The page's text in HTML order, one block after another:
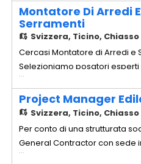
Gamma. - Aiuto Falegname
- Assistenza tecnica: Supporto
ai falegnami qualificati durante
lavorazioni in posa. -
carichi: Spostamento e movim
Montatore Di Arredi E
Serramenti
Svizzera, Ticino, Chiasso
Cercasi Montatore di Arredi e
Selezioniamo posatori
cantieri civili, commerciali e
arredamento d'alta gamma
Mansionario - Montaggio
opera e montaggio
Installazione cucine: Assemb
...
Project Manager
Svizzera, Ticino, Chiasso
Per conto di una strutturata
General Contractor con sede
Luganese, selezioniamo per
...